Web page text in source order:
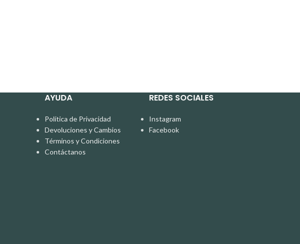
AYUDA
Política de Privacidad
Devoluciones y Cambios
Términos y Condiciones
Contáctanos
REDES SOCIALES
Instagram
Facebook